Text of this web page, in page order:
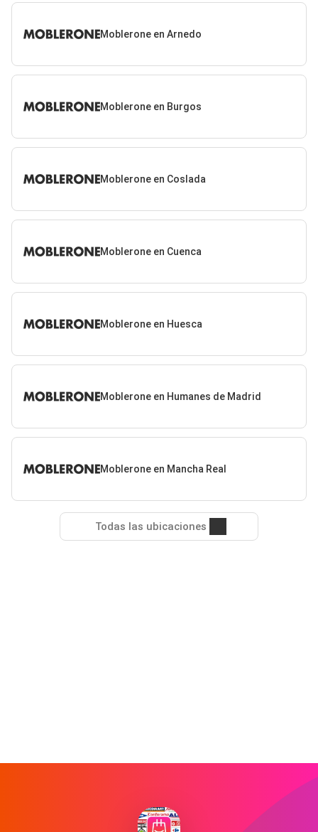
Moblerone en Arnedo
Moblerone en Burgos
Moblerone en Coslada
Moblerone en Cuenca
Moblerone en Huesca
Moblerone en Humanes de Madrid
Moblerone en Mancha Real
Todas las ubicaciones